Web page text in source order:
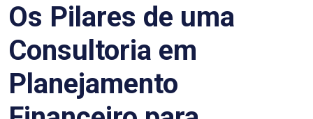
Os Pilares de uma
Consultoria em
Planejamento